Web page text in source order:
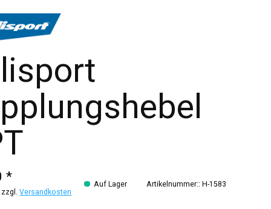
*
zzgl.Versandkosten
Auf Lager Artikelnummer:: H-1583